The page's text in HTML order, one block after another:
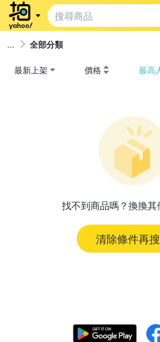
全部分類
最新上架 價格 最高
找不到商品嗎？換換其
清除條件再